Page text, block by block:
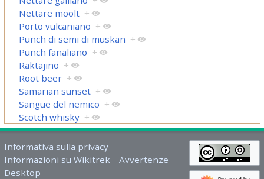
Nettare moolt +
Porto vulcaniano +
Punch di semi di muskan +
Punch fanaliano +
Raktajino +
Root beer +
Samarian sunset +
Sangue del nemico +
Scotch whisky +
Informativa sulla privacy
Informazioni su Wikitrek
Avvertenze
Desktop